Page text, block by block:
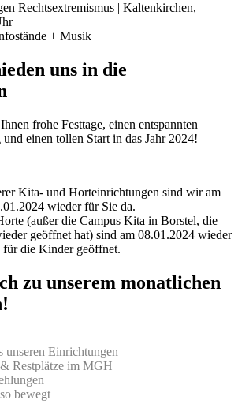
Rechtsextremismus | Kaltenkirchen,
+ Musik
uns in die
frohe Festtage, einen entspannten
und einen tollen Start in das Jahr 2024!
Kita- und Horteinrichtungen sind wir am
wieder für Sie da.
(außer die Campus Kita in Borstel, die
geöffnet hat) sind am 08.01.2024 wieder
für die Kinder geöffnet.
zu unserem monatlichen
unseren Einrichtungen
Restplätze im MGH
bewegt